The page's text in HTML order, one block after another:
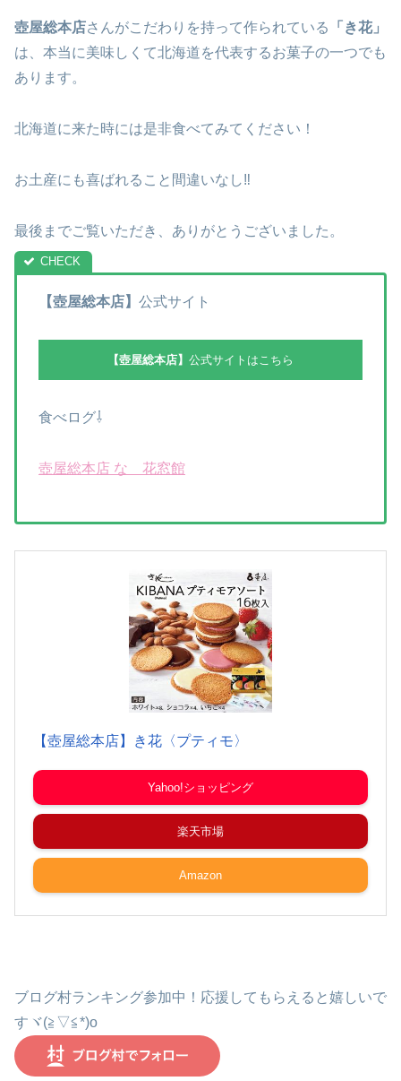
壺屋総本店さんがこだわりを持って作られている
「き花」
は、本当に美味しくて北海道を代表するお菓子の一つでも
あります。
北海道に来た時には是非食べてみてください！
お土産にも喜ばれること間違いなし‼
最後までご覧いただき、ありがとうございました。
【壺屋総本店】 公式サイト
【壺屋総本店】 公式サイトはこちら
食べログ⇩
壺屋総本店 なゝ花窓館
【壺屋総本店】き花〈プティモ〉
Yahoo!ショッピング
楽天市場
Amazon
ブログ村ランキング参加中！応援してもらえると嬉しいで
すヾ(≧▽≦*)o